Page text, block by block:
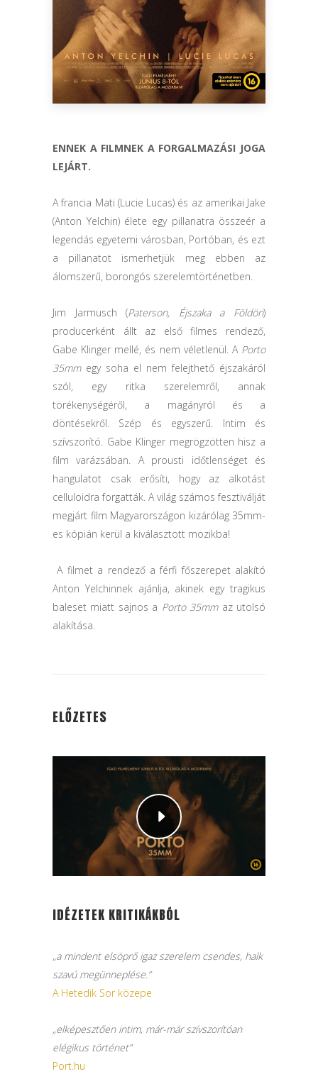
ENNEK A FILMNEK A FORGALMAZÁSI JOGA
LEJÁRT.
A francia Mati (Lucie Lucas) és az amerikai Jake
(Anton Yelchin) élete egy pillanatra összeér a
legendás egyetemi városban, Portóban, és ezt
a pillanatot ismerhetjük meg ebben az
álomszerű, borongós szerelemtörténetben.
Jim Jarmusch (Paterson, Éjszaka a Földön)
producerként állt az első filmes rendező,
Gabe Klinger mellé, és nem véletlenül. A Porto
35mmegy soha el nem felejthető éjszakáról
szól, egy ritka szerelemről, annak
törékenységéről, a magányról és a
döntésekről. Szép és egyszerű. Intim és
szívszorító. Gabe Klinger megrögzötten hisz a
film varázsában. A prousti időtlenséget és
hangulatot csak erősíti, hogy az alkotást
celluloidra forgatták. A világ számos fesztiválját
megjárt film Magyarországon kizárólag 35mm-
es kópián kerül a kiválasztott mozikba!
A filmet a rendező a férfi főszerepet alakító
Anton Yelchinnek ajánlja, akinek egy tragikus
baleset miatt sajnos a Porto 35mmaz utolsó
alakítása.
ELŐZETES
IDÉZETEK KRITIKÁKBÓL
„a mindent elsöprő igaz szerelem csendes, halk
szavú megünneplése.”
A Hetedik Sor közepe
„elképesztően intim, már-már szívszorítóan
elégikus történet”
Port.hu